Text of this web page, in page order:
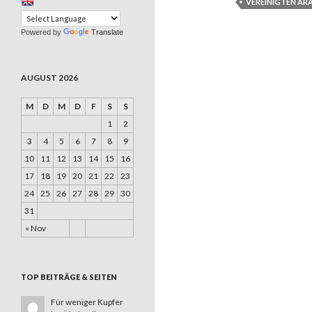
Powered by Translate
AUGUST 2026
M D M D F S S
« Nov
1
2
3
4 5 6 7 8
9
10
11 12 13 14 15
16
17
18 19 20 21 22
23
24 25 26 27 28 29 30
31
TOP BEITRÄGE & SEITEN
Für weniger Kupfer